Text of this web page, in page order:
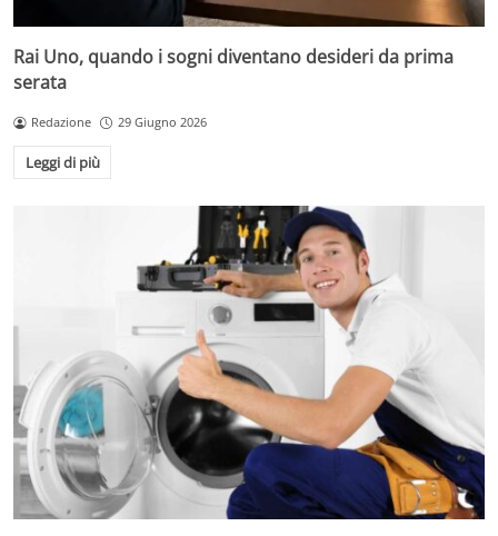
Rai Uno, quando i sogni diventano desideri da prima
serata
Redazione 29 Giugno 2026
Leggi di più